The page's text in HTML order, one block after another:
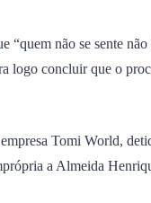
não se sente
concluir que o
Tomi World,
a Almeida